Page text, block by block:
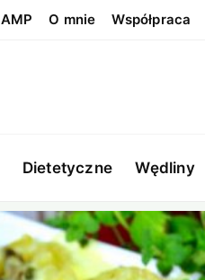
AMP O mnie Współpraca
Dietetyczne Wędliny